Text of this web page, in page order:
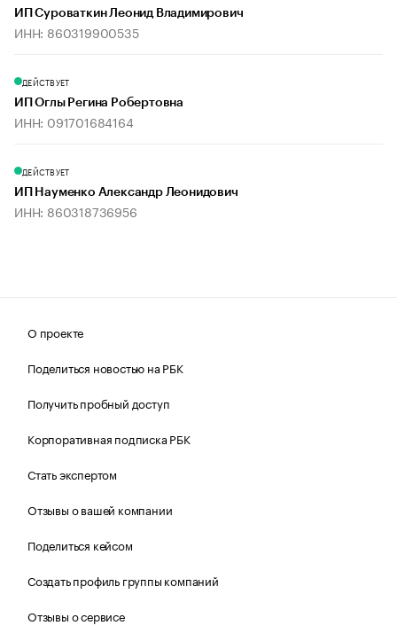
ИП Суроваткин Леонид Владимирович
ИНН: 860319900535
ДЕЙСТВУЕТ
ИП Оглы Регина Робертовна
ИНН: 091701684164
ДЕЙСТВУЕТ
ИП Науменко Александр Леонидович
ИНН: 860318736956
О проекте
Поделиться новостью на РБК
Получить пробный доступ
Корпоративная подписка РБК
Стать экспертом
Отзывы о вашей компании
Поделиться кейсом
Создать профиль группы компаний
Отзывы о сервисе